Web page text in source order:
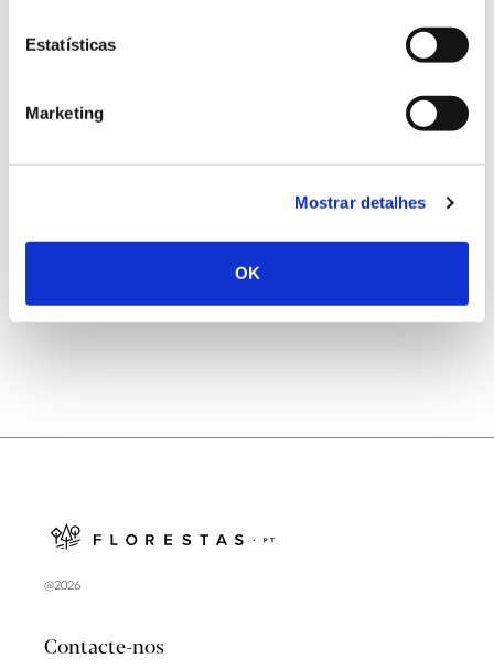
Estatísticas
Marketing
Mostrar detalhes
OK
Registar galhas de Trichi em acácia-das-espigas:
@2026
Contacte-nos